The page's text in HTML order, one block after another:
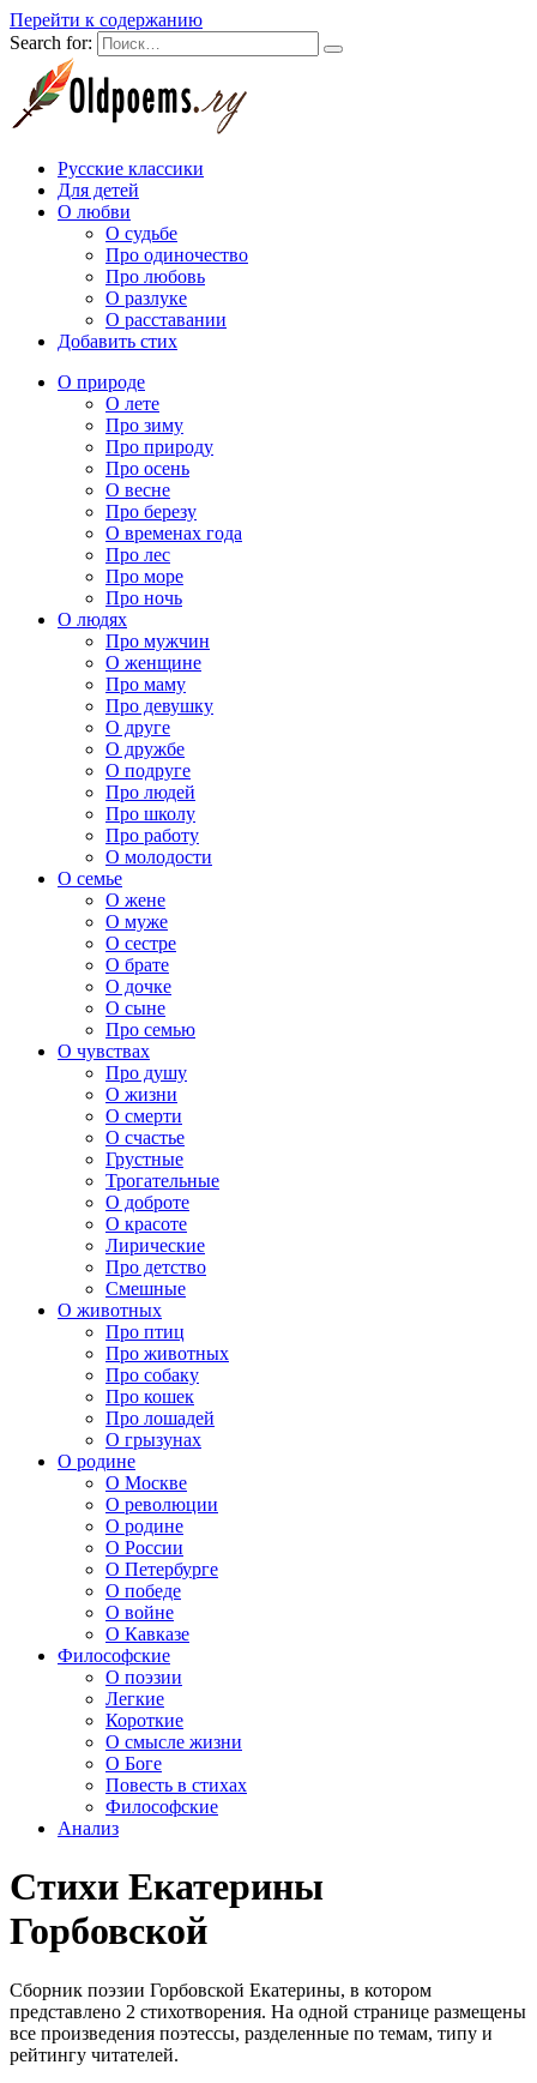
Перейти к содержанию
Search for:
Русские классики
Для детей
О любви
О судьбе
Про одиночество
Про любовь
О разлуке
О расставании
Добавить стих
О природе
О лете
Про зиму
Про природу
Про осень
О весне
Про березу
О временах года
Про лес
Про море
Про ночь
О людях
Про мужчин
О женщине
Про маму
Про девушку
О друге
О дружбе
О подруге
Про людей
Про школу
Про работу
О молодости
О семье
О жене
О муже
О сестре
О брате
О дочке
О сыне
Про семью
О чувствах
Про душу
О жизни
О смерти
О счастье
Грустные
Трогательные
О доброте
О красоте
Лирические
Про детство
Смешные
О животных
Про птиц
Про животных
Про собаку
Про кошек
Про лошадей
О грызунах
О родине
О Москве
О революции
О родине
О России
О Петербурге
О победе
О войне
О Кавказе
Философские
О поэзии
Легкие
Короткие
О смысле жизни
О Боге
Повесть в стихах
Философские
Анализ
Стихи Екатерины
Горбовской
Сборник поэзии Горбовской Екатерины, в котором
представлено 2 стихотворения. На одной странице размещены
все произведения поэтессы, разделенные по темам, типу и
рейтингу читателей.